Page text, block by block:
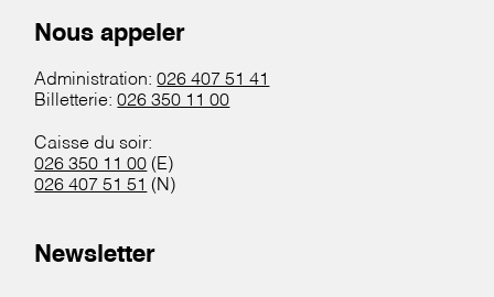
Nous appeler
Administration:026 407 51 41
Billetterie:026 350 11 00
Caisse du soir:
026 350 11 00 (E)
026 407 51 51 (N)
Newsletter